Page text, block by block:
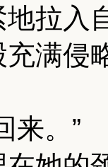
拉入
满侵
来。”